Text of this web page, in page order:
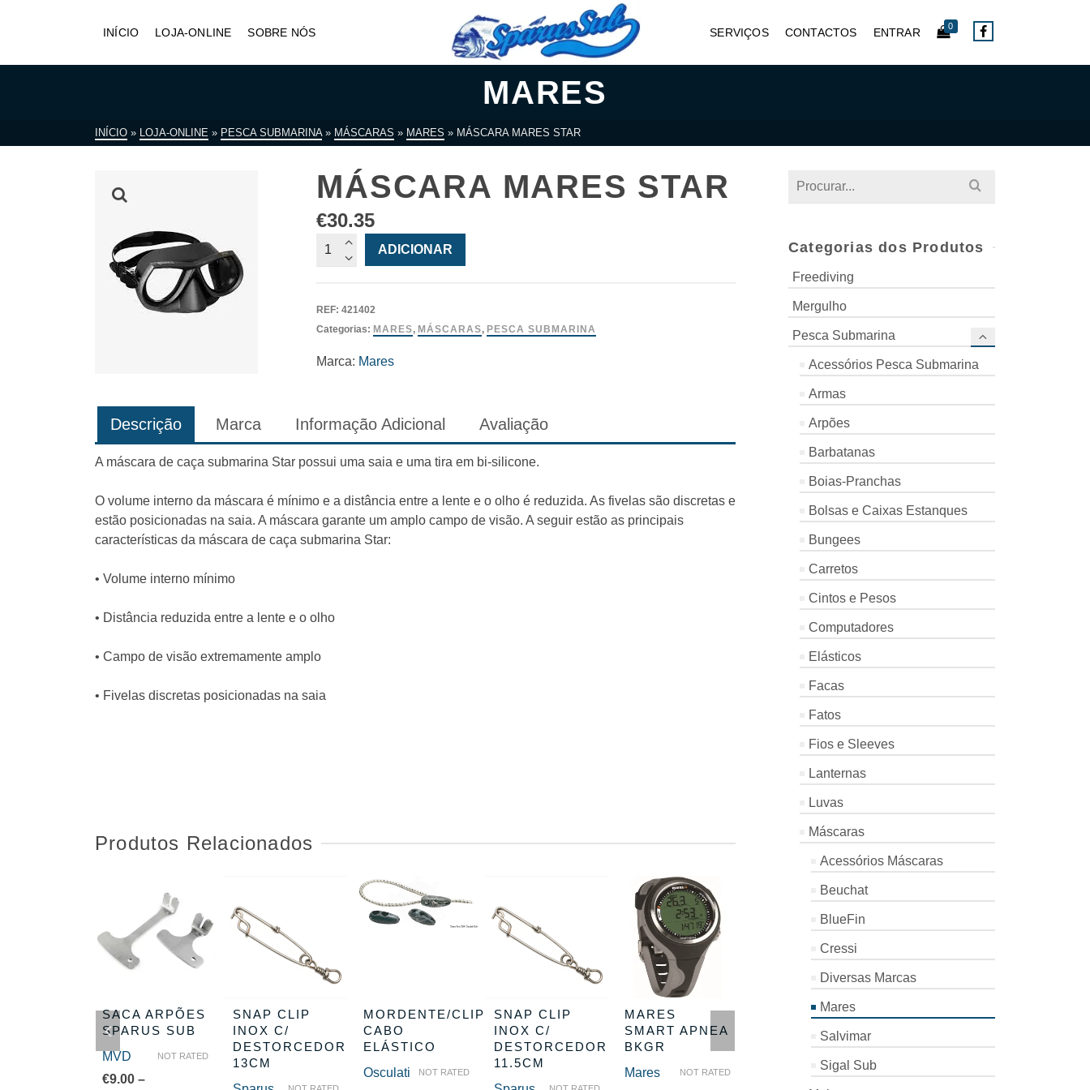
INÍCIO LOJA-ONLINE SOBRE NÓS SERVIÇOS CONTACTOS ENTRAR 0
MARES
INÍCIO » LOJA-ONLINE » PESCA SUBMARINA » MÁSCARAS » MARES » MÁSCARA MARES STAR
MÁSCARA MARES STAR
€30.35
Quantidade
ADICIONAR
REF:421402
Categorias: MARES, MÁSCARAS, PESCA SUBMARINA
Marca: Mares
Descrição Marca Informação Adicional Avaliação
A máscara de caça submarina Star possui uma saia e uma tira em bi-silicone.
O volume interno da máscara é mínimo e a distância entre a lente e o olho é reduzida. As fivelas são discretas e
estão posicionadas na saia. A máscara garante um amplo campo de visão. A seguir estão as principais
características da máscara de caça submarina Star:
• Volume interno mínimo
• Distância reduzida entre a lente e o olho
• Campo de visão extremamente amplo
• Fivelas discretas posicionadas na saia
Produtos Relacionados
SACA ARPÕES
SPARUS SUB
NOT RATED
MVD
€9.00 –
SNAP CLIP
INOX C/
DESTORCEDOR
13CM
MORDENTE/CLIP
CABO
ELÁSTICO
NOT RATED
Osculati
SNAP CLIP
INOX C/
DESTORCEDOR
11.5CM
MARES
SMART APNEA
BKGR
NOT RATED
Mares
LANTERNA
LECOLED
SALVIMAR
NOT RATED
MOSQUETÃO
€1.60
Search
Categorias dos Produtos
Freediving
Mergulho
Pesca Submarina
Acessórios Pesca Submarina
Armas
Arpões
Barbatanas
Boias-Pranchas
Bolsas e Caixas Estanques
Bungees
Carretos
Cintos e Pesos
Computadores
Elásticos
Facas
Fatos
Fios e Sleeves
Lanternas
Luvas
Máscaras
Acessórios Máscaras
Beuchat
BlueFin
Cressi
Diversas Marcas
Mares
Salvimar
Sigal Sub